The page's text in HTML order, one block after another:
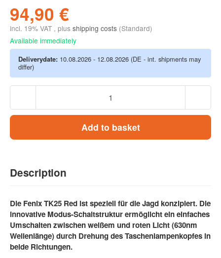
94,90 €
incl. 19% VAT , plus shipping costs (Standard)
Available immediately
Deliverydate: 10.08.2026 - 12.08.2026 (DE - int. shipments may
differ)
Add to basket
Description
Die Fenix TK25 Red ist speziell für die Jagd konzipiert. Die
innovative Modus-Schaltstruktur ermöglicht ein einfaches
Umschalten zwischen weißem und roten Licht (630nm
Wellenlänge) durch Drehung des Taschenlampenkopfes in
beide Richtungen.